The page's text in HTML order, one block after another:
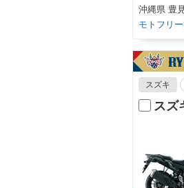
沖縄県 豊
モトフリ
スズキ
スズ